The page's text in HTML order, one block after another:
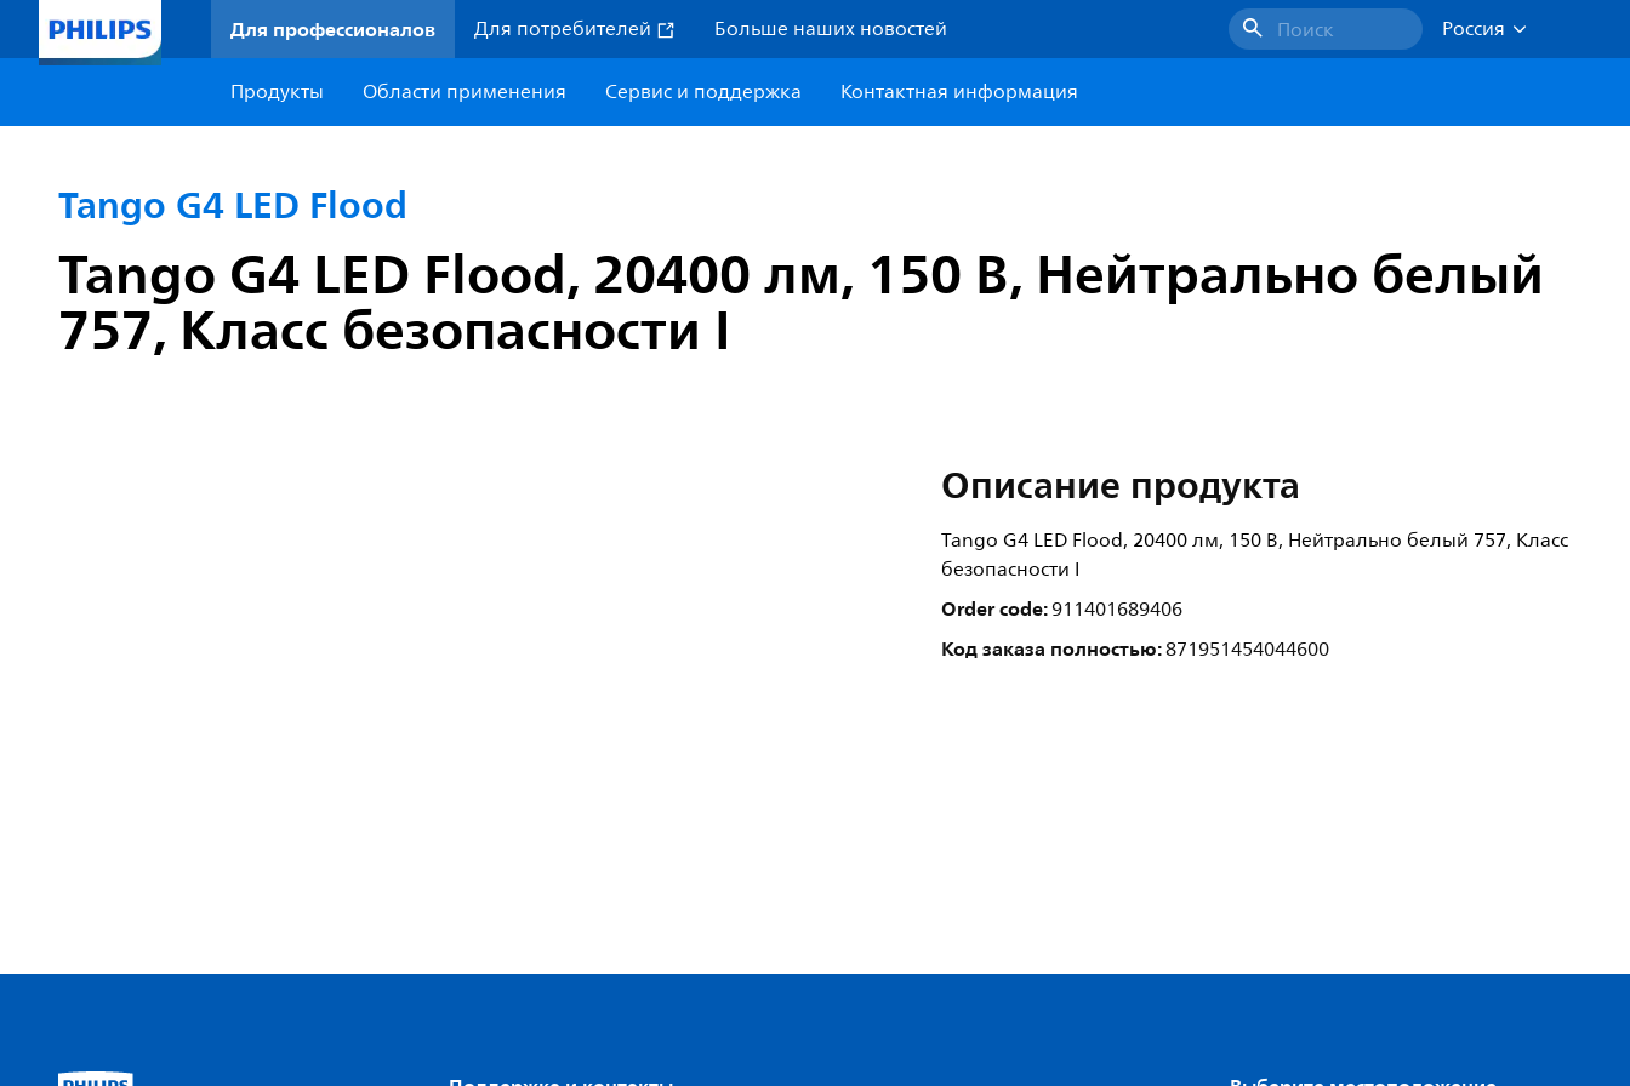
Для профессионалов Для потребителей Больше наших новостей Поиск
Россия
Продукты
Области применения Сервис и поддержка Контактная информация
Tango G4 LED Flood
Tango G4 LED Flood, 20400 лм, 150 В, Нейтрально белый
757, Класс безопасности I
Описание продукта
Tango G4 LED Flood, 20400 лм, 150 В, Нейтрально белый 757, Класс
безопасности I
Order code:911401689406
Код заказа полностью:871951454044600